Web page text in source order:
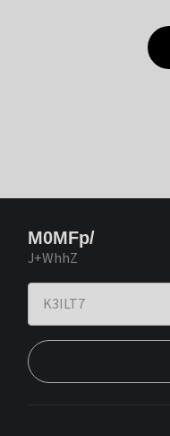
M0MFp/
J+WhhZ